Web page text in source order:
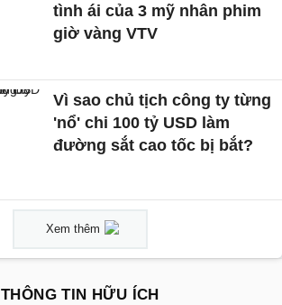
tình ái của 3 mỹ nhân phim
giờ vàng VTV
Vì sao chủ tịch công ty từng
'nổ' chi 100 tỷ USD làm
đường sắt cao tốc bị bắt?
Xem thêm
THÔNG TIN HỮU ÍCH